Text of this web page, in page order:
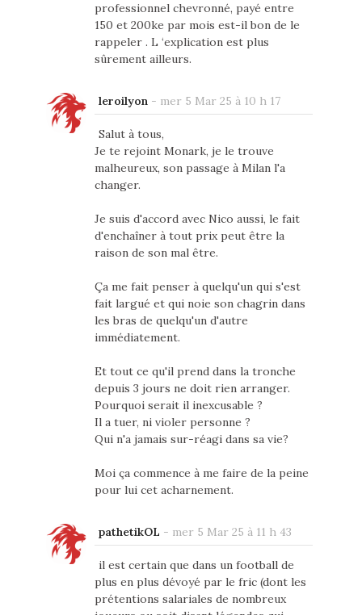
professionnel chevronné, payé entre
150 et 200ke par mois est-il bon de le
rappeler . L ‘explication est plus
sûrement ailleurs.
leroilyon- mer 5 Mar 25 à 10 h 17
Salut à tous,
Je te rejoint Monark, je le trouve
malheureux, son passage à Milan l'a
changer.
Je suis d'accord avec Nico aussi, le fait
d'enchaîner à tout prix peut être la
raison de son mal être.
Ça me fait penser à quelqu'un qui s'est
fait largué et qui noie son chagrin dans
les bras de quelqu'un d'autre
immédiatement.
Et tout ce qu'il prend dans la tronche
depuis 3 jours ne doit rien arranger.
Pourquoi serait il inexcusable ?
Il a tuer, ni violer personne ?
Qui n'a jamais sur-réagi dans sa vie?
Moi ça commence à me faire de la peine
pour lui cet acharnement.
pathetikOL - mer 5 Mar 25 à 11 h 43
il est certain que dans un football de
plus en plus dévoyé par le fric (dont les
prétentions salariales de nombreux